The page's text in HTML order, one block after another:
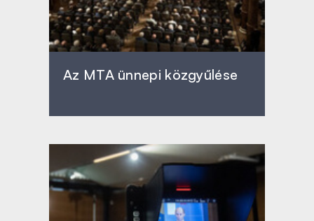
Az MTA ünnepi közgyűlése